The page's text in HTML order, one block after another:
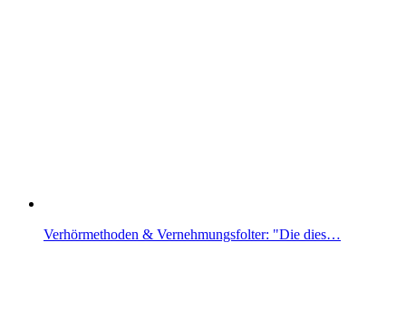
Verhörmethoden & Vernehmungsfolter: "Die dies…